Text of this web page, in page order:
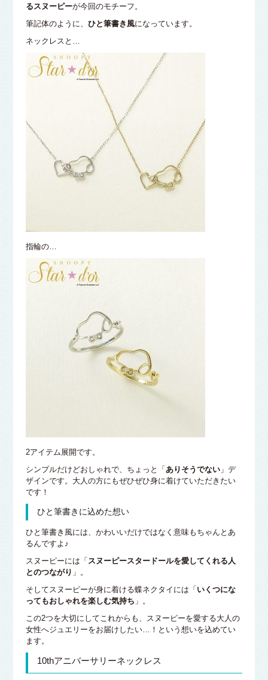
るスヌーピーが今回のモチーフ。
筆記体のように、 ひと筆書き風になっています。
ネックレスと…
指輪の…
2アイテム展開です。
シンプルだけどおしゃれで、ちょっと「 ありそうでない」デ
ザインです。大人の方にもぜひぜひ身に着けていただきたい
です！
ひと筆書きに込めた想い
ひと筆書き風には、かわいいだけではなく意味もちゃんとあ
るんですよ♪
スヌーピーには「 スヌーピースタードールを愛してくれる人
とのつながり 」。
そしてスヌーピーが身に着ける蝶ネクタイには「 いくつにな
ってもおしゃれを楽しむ気持ち 」。
この2つを大切にしてこれからも、スヌーピーを愛する大人の
女性へジュエリーをお届けしたい…！という想いを込めてい
ます。
10thアニバーサリーネックレス